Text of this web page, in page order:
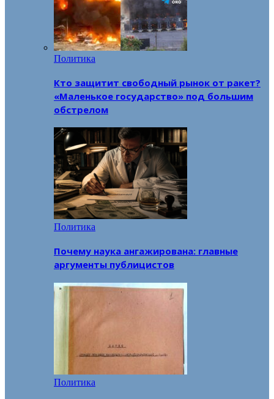
Политика
Кто защитит свободный рынок от ракет?
«Маленькое государство» под большим
обстрелом
Политика
Почему наука ангажирована: главные
аргументы публицистов
Политика